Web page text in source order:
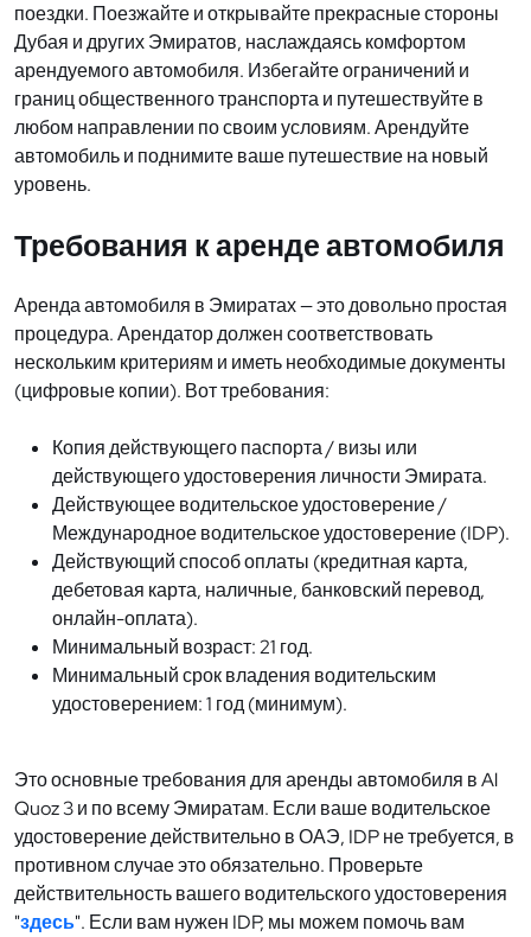
поездки. Поезжайте и открывайте прекрасные стороны
Дубая и других Эмиратов, наслаждаясь комфортом
арендуемого автомобиля. Избегайте ограничений и
границ общественного транспорта и путешествуйте в
любом направлении по своим условиям. Арендуйте
автомобиль и поднимите ваше путешествие на новый
уровень.
Требования к аренде автомобиля
Аренда автомобиля в Эмиратах — это довольно простая
процедура. Арендатор должен соответствовать
нескольким критериям и иметь необходимые документы
(цифровые копии). Вот требования:
Копия действующего паспорта / визы или
действующего удостоверения личности Эмирата.
Действующее водительское удостоверение /
Международное водительское удостоверение (IDP).
Действующий способ оплаты (кредитная карта,
дебетовая карта, наличные, банковский перевод,
онлайн-оплата).
Минимальный возраст: 21 год.
Минимальный срок владения водительским
удостоверением: 1 год (минимум).
Это основные требования для аренды автомобиля в Al
Quoz 3 и по всему Эмиратам. Если ваше водительское
удостоверение действительно в ОАЭ, IDP не требуется, в
противном случае это обязательно. Проверьте
действительность вашего водительского удостоверения
"здесь". Если вам нужен IDP, мы можем помочь вам